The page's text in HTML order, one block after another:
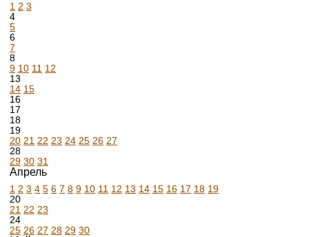
1 2 3
4
5
6
7
8
9 10 11 12
13
14 15
16
17
18
19
20 21 22 23 24 25 26 27
28
29 30 31
Апрель
1 2 3 4 5 6 7 8 9 10 11 12 13 14 15 16 17 18 19
20
21 22 23
24
25 26 27 28 29 30